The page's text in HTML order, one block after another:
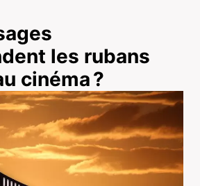
les rubans
cinéma ?